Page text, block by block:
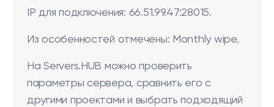
IP для подключения: 66.51.99.47:28015.
Из особенностей отмечены: Monthly wipe.
На Servers.HUB можно проверить
параметры сервера, сравнить его с
другими проектами и выбрать подходящий